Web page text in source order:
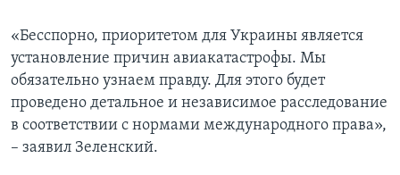
«Бесспорно, приоритетом для Украины является
установление причин авиакатастрофы. Мы
обязательно узнаем правду. Для этого будет
проведено детальное и независимое расследование
в соответствии с нормами международного права»,
– заявил Зеленский.